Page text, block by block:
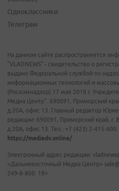
Одноклассники
Телеграм
На данном сайте распространяется
"VLADNEWS" - свидетельство о
выдано Федеральной службой по
информационных технологий и
(Роскомнадзор) 17 мая 2018 г.
Медиа Центр". 690091, Приморский
д.20А, офис 13. Главный редактор
редакции: 690091, Приморский край, г.
д.20А, офис 13. Тел.: +7 (423) 2-415-600.
https://mediadv.online/
Электронный адрес редакции:
«Дальневосточный Медиа Центр»
249-8-800. 18+